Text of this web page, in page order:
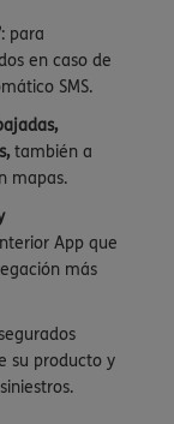
: para
en caso de
SMS.
también a
mapas.
App que
más
su producto y